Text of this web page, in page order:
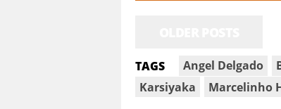
TAGS Angel Delgado
Karsiyaka
Marcelinho